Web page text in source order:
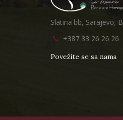
Slatina bb, Sarajevo,
+387 33 26 26 26
Povežite se sa nama